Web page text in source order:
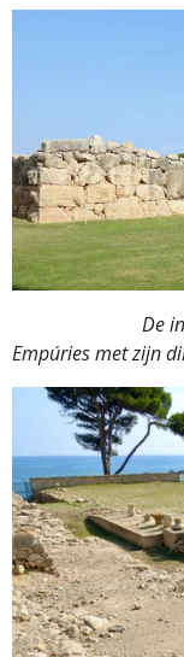
De ingang
Empúries met zijn